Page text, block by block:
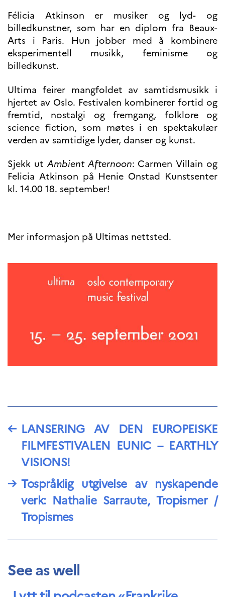
Studiestipender
French+Sciences
French+Gastronomy and
French+Hospitality
Testimonials
France Alumni
VITENSKAP OG
FORSKNING
Cooperation
programs
Åsgard
PHC Aurora
Åsgard Horizon
France Excellence Research
Programme Norway
Science and Innovation
(CCFN)
Søk
etter:
Félicia Atkinson er musiker og lyd- og
billedkunstner, som har en diplom fra Beaux-
Arts i Paris. Hun jobber med å kombinere
eksperimentell musikk, feminisme og
billedkunst.
Ultima feirer mangfoldet av samtidsmusikk i
hjertet av Oslo. Festivalen kombinerer fortid og
fremtid, nostalgi og fremgang, folklore og
science fiction, som møtes i en spektakulær
verden av samtidige lyder, danser og kunst.
Sjekk utAmbient Afternoon: Carmen Villain og
Felicia Atkinson på Henie Onstad Kunstsenter
kl. 14.00 18. september!
Mer informasjon på Ultimas nettsted.
← LANSERING AV DEN EUROPEISKE
FILMFESTIVALEN EUNIC – EARTHLY
VISIONS!
→ Tospråklig utgivelse av nyskapende
verk: Nathalie Sarraute, Tropismer /
Tropismes
See as well